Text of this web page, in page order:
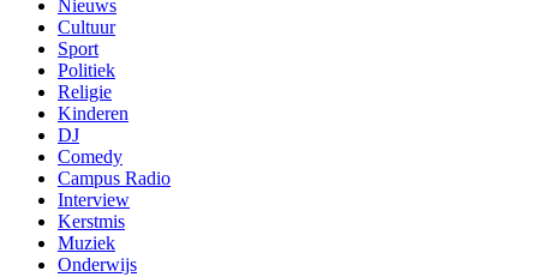
Nieuws
Cultuur
Sport
Politiek
Religie
Kinderen
DJ
Comedy
Campus Radio
Interview
Kerstmis
Muziek
Onderwijs